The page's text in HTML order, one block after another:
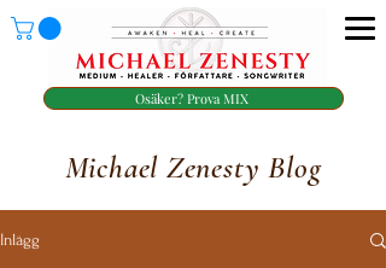
Osäker? Prova MIX
Michael Zenesty Blog
Inlägg